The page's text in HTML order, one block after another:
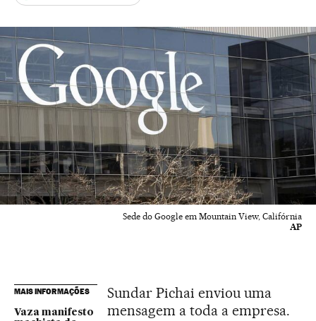
Sede do Google em Mountain View, Califórnia
AP
MAIS INFORMAÇÕES
Vaza manifesto
Sundar Pichai enviou uma
mensagem a toda a empresa.